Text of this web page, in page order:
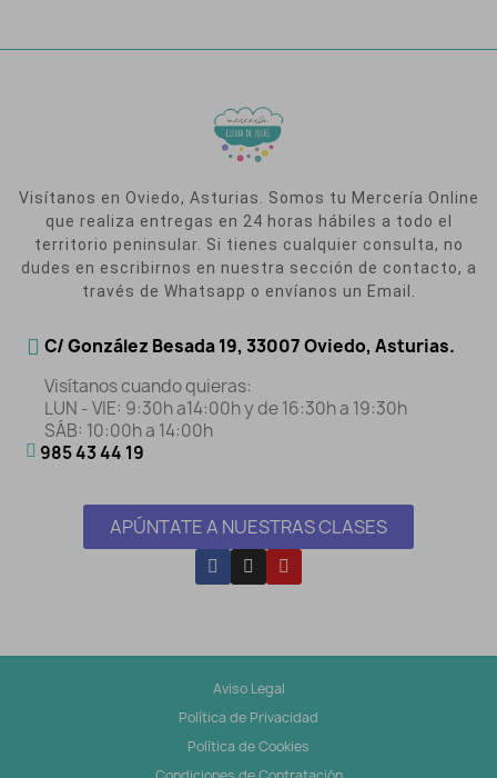
Visítanos en Oviedo, Asturias. Somos tu Mercería Online
que realiza entregas en 24 horas hábiles a todo el
territorio peninsular. Si tienes cualquier consulta, no
dudes en escribirnos en nuestra sección de contacto, a
través de Whatsapp o envíanos un Email.
C/ González Besada 19, 33007 Oviedo, Asturias.
Visítanos cuando quieras:
LUN - VIE: 9:30h a14:00h y de 16:30h a 19:30h
SÁB: 10:00h a 14:00h
985 43 44 19
APÚNTATE A NUESTRAS CLASES
Aviso Legal
Política de Privacidad
Política de Cookies